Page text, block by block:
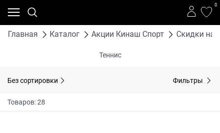
0
Главная Каталог Акции Кинаш Спорт Скидки на
Теннис
Без сортировки Фильтры
Товаров: 28